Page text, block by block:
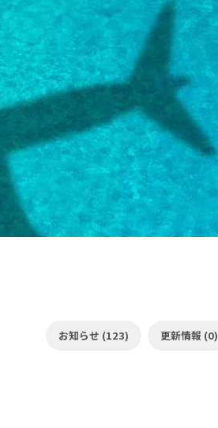
お知らせ (123) 更新情報 (0)